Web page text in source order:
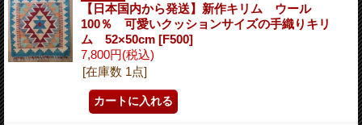
【日本国内から発送】新作キリム ウール
100％ 可愛いクッションサイズの手織りキリ
ム 52×50cm [F500]
7,800円(税込)
[在庫数 1点]